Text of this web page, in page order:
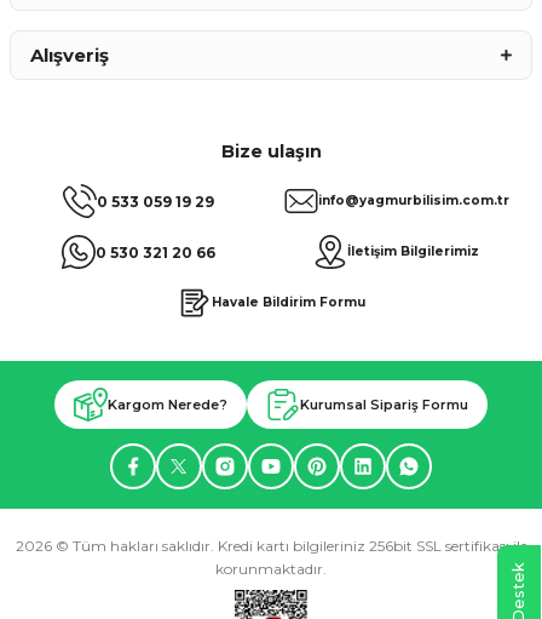
Bize ulaşın
0 533 059 19 29
0 530 321 20 66
info@yagmurbilisim.com.tr
İletişim Bilgilerimiz
Havale Bildirim Formu
Alışveriş
Kargom Nerede? Kurumsal Sipariş Formu
2026 © Tüm hakları saklıdır. Kredi kartı bilgileriniz 256bit SSL sertifikası ile
korunmaktadır.